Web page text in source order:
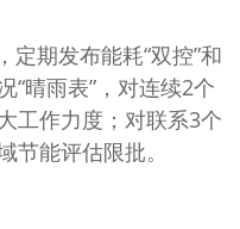
期发布能耗“双控”和
“晴雨表”，对连续2个
工作力度；对联系3个
节能评估限批。